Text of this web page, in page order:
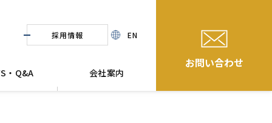
採用情報 EN
・Q&A 会社案内
お問い合わせ